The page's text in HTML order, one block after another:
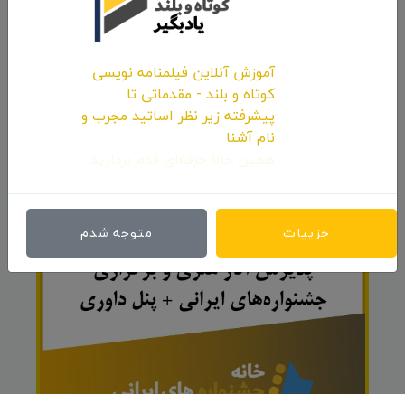
ارسال نظر
آموزش آنلاین فیلمنامه نویسی
کوتاه و بلند - مقدماتی تا
پیشرفته زیر نظر اساتید مجرب و
نام آشنا
جزییات متوجه شدم